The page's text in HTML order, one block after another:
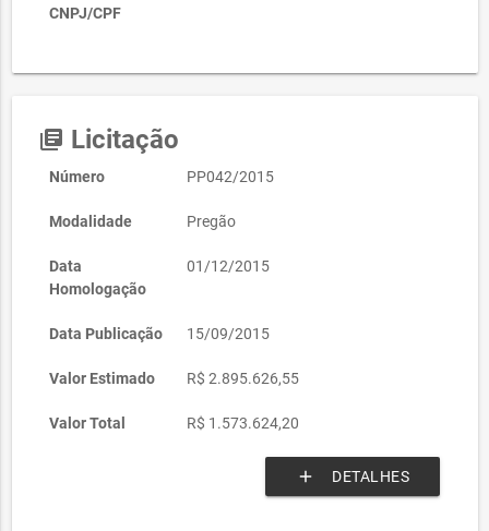
CNPJ/CPF
library_books Licitação
Número PP042/2015
Modalidade Pregão
Data
Homologação
01/12/2015
Data Publicação 15/09/2015
Valor Estimado R$ 2.895.626,55
Valor Total R$ 1.573.624,20
add DETALHES